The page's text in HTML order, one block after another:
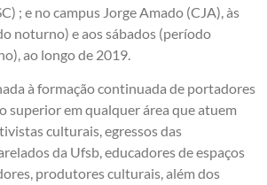
; e no campus Jorge Amado (CJA), às
noturno) e aos sábados (período
ao longo de 2019.
à formação continuada de portadores
superior em qualquer área que atuem
culturais, egressos das
da Ufsb, educadores de espaços
produtores culturais, além dos